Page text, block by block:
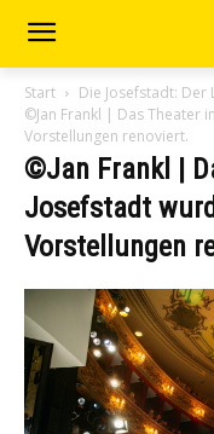
Start
Die Josefstadt: Der
©Jan Frankl | Das Theater
Vorstellungen renoviert.
©Jan Frankl |
Josefstadt
Vorstellungen